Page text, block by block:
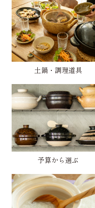
土鍋・調理道具
予算から選ぶ